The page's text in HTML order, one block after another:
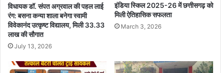
विधायक डॉ. संपत अग्रवाल की पहल लाई
रंग: बसना कन्या शाला बनेगा स्वामी
विवेकानंद उत्कृष्ट विद्यालय, मिली 33.33
लाख की सौगात
July 13, 2026
इंडिया स्किल 2025-26 में छत्तीसगढ़ को
मिली ऐतिहासिक सफलता
March 3, 2026